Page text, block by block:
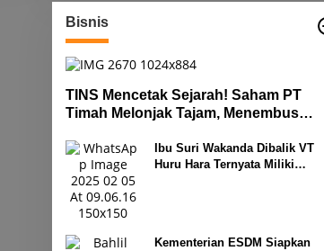
Bisnis
TINS Mencetak Sejarah! Saham PT
Timah Melonjak Tajam, Menembus
Ibu Suri Wakanda Dibalik VT
Huru Hara Ternyata Miliki
Kementerian ESDM Siapkan